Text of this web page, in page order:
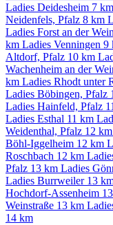
Ladies Deidesheim 7 km
Neidenfels, Pfalz 8 km
Ladies Forst an der
km Ladies Venningen 9
Altdorf, Pfalz 10 km
Wachenheim an der
km Ladies Rhodt unter
Ladies Böbingen, Pfalz
Ladies Hainfeld, Pfalz
Ladies Esthal 11 km
Weidenthal, Pfalz 12 km
Böhl-Iggelheim 12 km
Roschbach 12 km
Pfalz 13 km Ladies
Ladies Burrweiler 13
Hochdorf-Assenheim
Weinstraße 13 km
14 km